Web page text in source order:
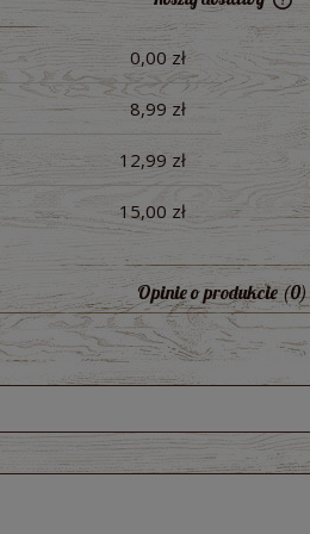
Pesto z Czosnku Niedźwiedziego
10,51 zł
0,00 zł
8,99 zł
12,99 zł
15,00 zł
Opinie o produkcie (0)